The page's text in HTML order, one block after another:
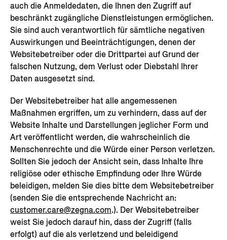
auch die Anmeldedaten, die Ihnen den Zugriff auf
beschränkt zugängliche Dienstleistungen ermöglichen.
Sie sind auch verantwortlich für sämtliche negativen
Auswirkungen und Beeinträchtigungen, denen der
Websitebetreiber oder die Drittpartei auf Grund der
falschen Nutzung, dem Verlust oder Diebstahl Ihrer
Daten ausgesetzt sind.
Der Websitebetreiber hat alle angemessenen
Maßnahmen ergriffen, um zu verhindern, dass auf der
Website Inhalte und Darstellungen jeglicher Form und
Art veröffentlicht werden, die wahrscheinlich die
Menschenrechte und die Würde einer Person verletzen.
Sollten Sie jedoch der Ansicht sein, dass Inhalte Ihre
religiöse oder ethische Empfindung oder Ihre Würde
beleidigen, melden Sie dies bitte dem Websitebetreiber
(senden Sie die entsprechende Nachricht an:
customer.care@zegna.com.). Der Websitebetreiber
weist Sie jedoch darauf hin, dass der Zugriff (falls
erfolgt) auf die als verletzend und beleidigend